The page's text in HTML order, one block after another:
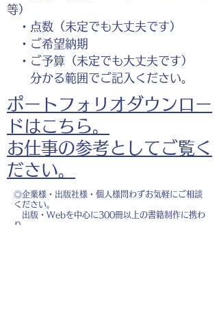
等）
・点数（未定でも大丈夫です）
・ご希望納期
・ご予算（未定でも大丈夫です）
分かる範囲でご記入ください。
ポートフォリオダウンロー
ドはこちら。
お仕事の参考としてご覧く
ださい。
◎企業様・出版社様・個人様問わずお気軽にご相談
ください。
出版・Webを中心に300冊以上の書籍制作に携わ
り、